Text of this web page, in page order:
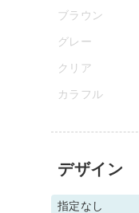
ブラウン
グレー
クリア
カラフル
デザイン
指定なし